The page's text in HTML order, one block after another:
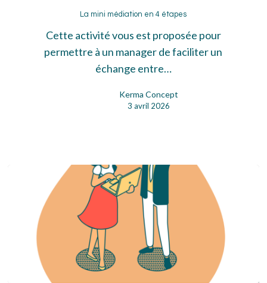
mini
médiation
en
4
La mini médiation en 4 étapes
Cette activité vous est proposée pour
permettre à un manager de faciliter un
échange entre…
Kerma Concept
3 avril 2026